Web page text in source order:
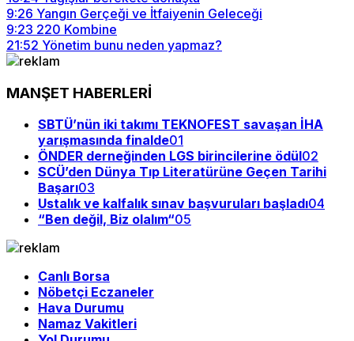
9:26 Yangın Gerçeği ve İtfaiyenin Geleceği
9:23 220 Kombine
21:52 Yönetim bunu neden yapmaz?
MANŞET HABERLERİ
SBTÜ’nün iki takımı TEKNOFEST savaşan İHA
yarışmasında finalde01
ÖNDER derneğinden LGS birincilerine ödül02
SCÜ’den Dünya Tıp Literatürüne Geçen Tarihi
Başarı03
Ustalık ve kalfalık sınav başvuruları başladı04
“Ben değil, Biz olalım“05
Canlı Borsa
Nöbetçi Eczaneler
Hava Durumu
Namaz Vakitleri